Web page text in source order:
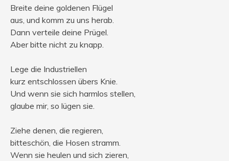
Breite deine goldenen Flügel
aus, und komm zu uns herab.
Dann verteile deine Prügel.
Aber bitte nicht zu knapp.
Lege die Industriellen
kurz entschlossen übers Knie.
Und wenn sie sich harmlos stellen,
glaube mir, so lügen sie.
Ziehe denen, die regieren,
bitteschön, die Hosen stramm.
Wenn sie heulen und sich zieren,